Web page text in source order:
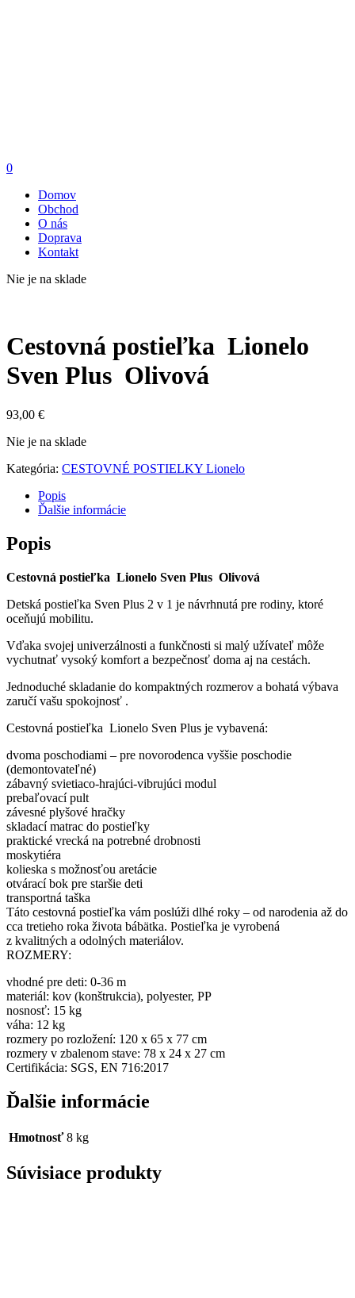
0
Domov
Obchod
O nás
Doprava
Kontakt
Nie je na sklade
Cestovná postieľka Lionelo
Sven Plus Olivová
93,00 €
Nie je na sklade
Kategória: CESTOVNÉ POSTIELKY Lionelo
Popis
Ďalšie informácie
Popis
Cestovná postieľka Lionelo Sven Plus Olivová
Detská postieľka Sven Plus 2 v 1 je návrhnutá pre rodiny, ktoré
oceňujú mobilitu.
Vďaka svojej univerzálnosti a funkčnosti si malý užívateľ môže
vychutnať vysoký komfort a bezpečnosť doma aj na cestách.
Jednoduché skladanie do kompaktných rozmerov a bohatá výbava
zaručí vašu spokojnosť .
Cestovná postieľka Lionelo Sven Plus je vybavená:
dvoma poschodiami – pre novorodenca vyššie poschodie
(demontovateľné)
zábavný svietiaco-hrajúci-vibrujúci modul
prebaľovací pult
závesné plyšové hračky
skladací matrac do postieľky
praktické vrecká na potrebné drobnosti
moskytiéra
kolieska s možnosťou aretácie
otvárací bok pre staršie deti
transportná taška
Táto cestovná postieľka vám poslúži dlhé roky – od narodenia až do
cca tretieho roka života bábätka. Postieľka je vyrobená
z kvalitných a odolných materiálov.
ROZMERY:
vhodné pre deti: 0-36 m
materiál: kov (konštrukcia), polyester, PP
nosnosť: 15 kg
váha: 12 kg
rozmery po rozložení: 120 x 65 x 77 cm
rozmery v zbalenom stave: 78 x 24 x 27 cm
Certifikácia: SGS, EN 716:2017
Ďalšie informácie
Hmotnosť 8 kg
Súvisiace produkty